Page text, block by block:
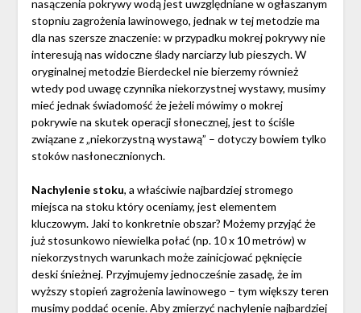
nasączenia pokrywy wodą jest uwzględniane w ogłaszanym
stopniu zagrożenia lawinowego, jednak w tej metodzie ma
dla nas szersze znaczenie: w przypadku mokrej pokrywy nie
interesują nas widoczne ślady narciarzy lub pieszych. W
oryginalnej metodzie Bierdeckel nie bierzemy również
wtedy pod uwagę czynnika niekorzystnej wystawy, musimy
mieć jednak świadomość że jeżeli mówimy o mokrej
pokrywie na skutek operacji słonecznej, jest to ściśle
związane z „niekorzystną wystawą” – dotyczy bowiem tylko
stoków nasłonecznionych.
Nachylenie stoku, a właściwie najbardziej stromego
miejsca na stoku który oceniamy, jest elementem
kluczowym. Jaki to konkretnie obszar? Możemy przyjąć że
już stosunkowo niewielka połać (np. 10 x 10 metrów) w
niekorzystnych warunkach może zainicjować pęknięcie
deski śnieżnej. Przyjmujemy jednocześnie zasadę, że im
wyższy stopień zagrożenia lawinowego – tym większy teren
musimy poddać ocenie. Aby zmierzyć nachylenie najbardziej